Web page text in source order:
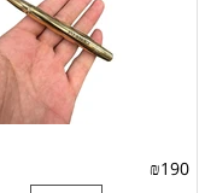
₪190